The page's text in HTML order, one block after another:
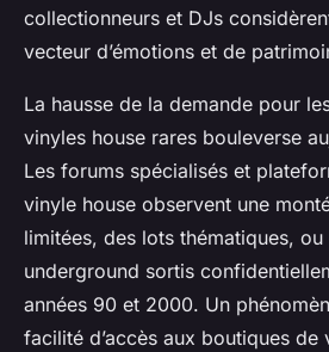
collectionneurs et DJs
vecteur d’émotions et de
La hausse de la demande pour
vinyles house rares bouleverse
Les forums spécialisés et
vinyle house observent une
limitées, des lots thématiques, ou
underground sortis
années 90 et 2000. Un
facilité d’accès aux boutiques de